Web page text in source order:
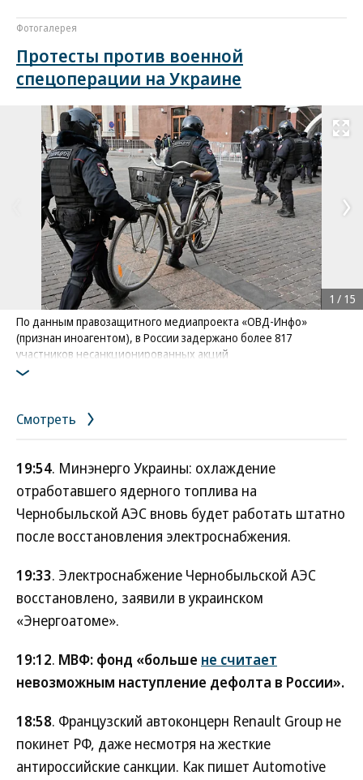
Фотогалерея
Протесты против военной
спецоперации на Украине
Развернуть
По данным правозащитного медиапроекта «ОВД-Инфо»
(признан иноагентом), в России задержано более 817
участников несанкционированных акций
Фото: Коммерсантъ / Анатолий Жданов
1 / 15
Смотреть
19:54. Минэнерго Украины: охлаждение
отработавшего ядерного топлива на
Чернобыльской АЭС вновь будет работать штатно
после восстановления электроснабжения.
19:33. Электроснабжение Чернобыльской АЭС
восстановлено, заявили в украинском
«Энергоатоме».
19:12. МВФ: фонд «больше не считает
невозможным наступление дефолта в России».
18:58. Французский автоконцерн Renault Group не
покинет РФ, даже несмотря на жесткие
антироссийские санкции. Как пишет Automotive